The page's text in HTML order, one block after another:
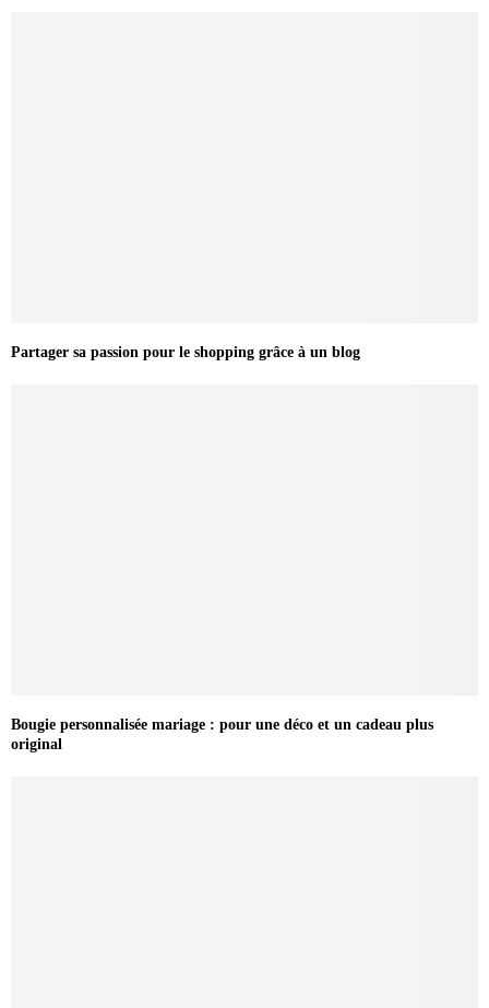
Partager sa passion pour le shopping grâce à un blog
Bougie personnalisée mariage : pour une déco et un cadeau plus
original